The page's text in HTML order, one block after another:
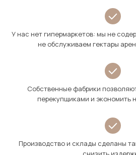
У нас нет гипермаркетов: мы не
не обслуживаем гектары
Собственные фабрики
перекупщиками и экономить
Производство и склады сделаны